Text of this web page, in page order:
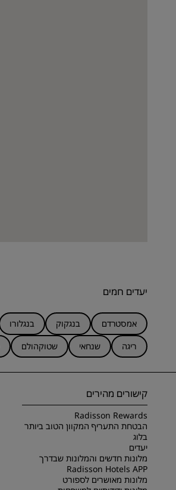
יעדים חמים
אמסטרדם בנגקוק בנגלורו
ריגה
שנחאי שטוקהולם
קישורים מהירים
Radisson Rewards
הבטחת התעריף המקוון הטוב ביותר
בלוג
יעדים
מלונות חדשים והמלונות שבדרך
Radisson Hotels APP
מלונות מאושרים לספורט